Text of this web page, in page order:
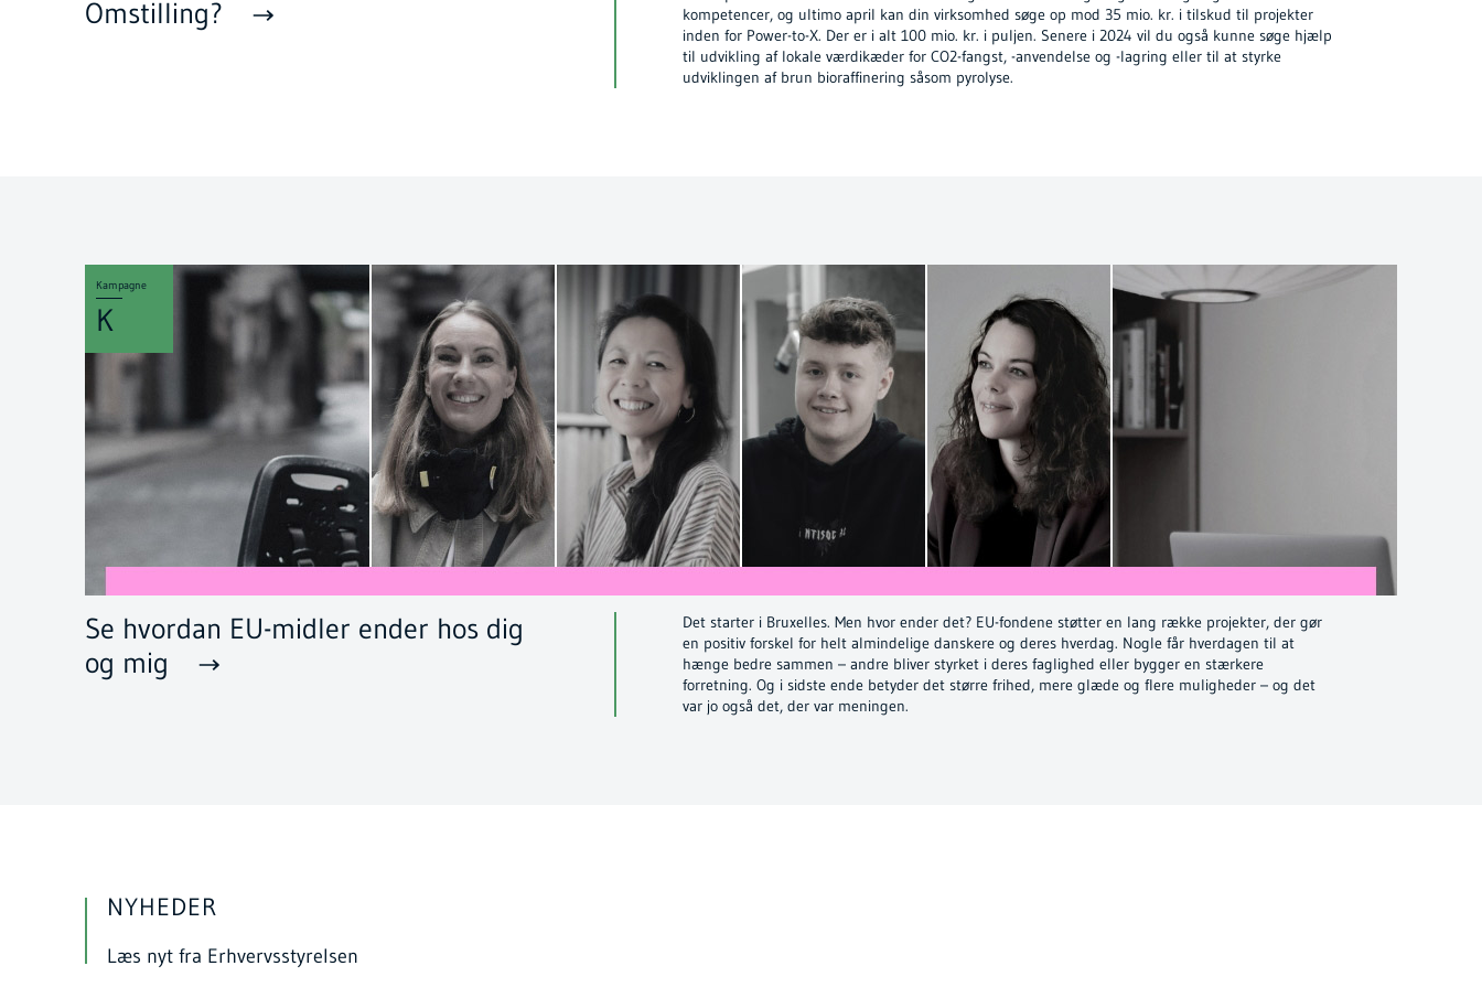
Omstilling?
kompetencer, og ultimo april kan din virksomhed søge op mod 35 mio. kr. i tilskud til projekter
inden for Power-to-X. Der er i alt 100 mio. kr. i puljen. Senere i 2024 vil du også kunne søge hjælp
til udvikling af lokale værdikæder for CO2-fangst, -anvendelse og -lagring eller til at styrke
udviklingen af brun bioraffinering såsom pyrolyse.
K
Kampagne
Se hvordan EU-midler ender hos dig
og mig
Det starter i Bruxelles. Men hvor ender det? EU-fondene støtter en lang række projekter, der gør
en positiv forskel for helt almindelige danskere og deres hverdag. Nogle får hverdagen til at
hænge bedre sammen – andre bliver styrket i deres faglighed eller bygger en stærkere
forretning. Og i sidste ende betyder det større frihed, mere glæde og flere muligheder – og det
var jo også det, der var meningen.
NYHEDER
Læs nyt fra Erhvervsstyrelsen